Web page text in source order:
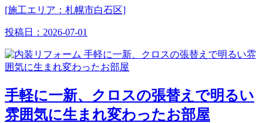
[施工エリア：札幌市白石区]
投稿日： 2026-07-01
手軽に一新、クロスの張替えで明るい
雰囲気に生まれ変わったお部屋